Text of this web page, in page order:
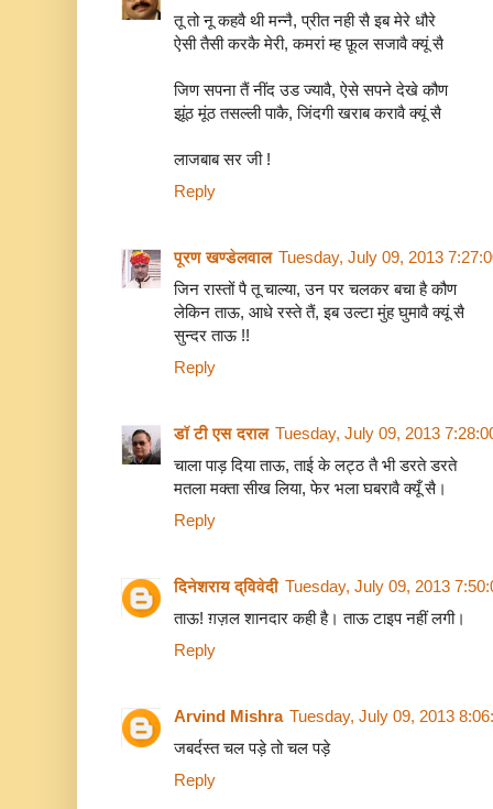
तू तो नू कहवै थी मन्नै, प्रीत नही सै इब मेरे धौरे
ऐसी तैसी करकै मेरी, कमरां म्ह फ़ूल सजावै क्यूं सै
जिण सपना तैं नींद उड ज्यावै, ऐसे सपने देखे कौण
झूंठ मूंठ तसल्ली पाकै, जिंदगी खराब करावै क्यूं सै
लाजबाब सर जी !
Reply
पूरण खण्डेलवाल Tuesday, July 09, 2013
जिन रास्तों पै तू चाल्या, उन पर चलकर बचा है कौण
लेकिन ताऊ, आधे रस्ते तैं, इब उल्टा मुंह घुमावै क्यूं सै
सुन्दर ताऊ !!
Reply
डॉ टी एस दराल Tuesday, July 09, 2013
चाला पाड़ दिया ताऊ, ताई के लट्ठ तै भी डरते डरते
मतला मक्ता सीख लिया, फेर भला घबरावै क्यूँ सै।
Reply
दिनेशराय द्विवेदी Tuesday, July 09, 2013
ताऊ! ग़ज़ल शानदार कही है। ताऊ टाइप नहीं लगी।
Reply
Arvind Mishra Tuesday, July 09, 2013
जबर्दस्त चल पड़े तो चल पड़े
Reply